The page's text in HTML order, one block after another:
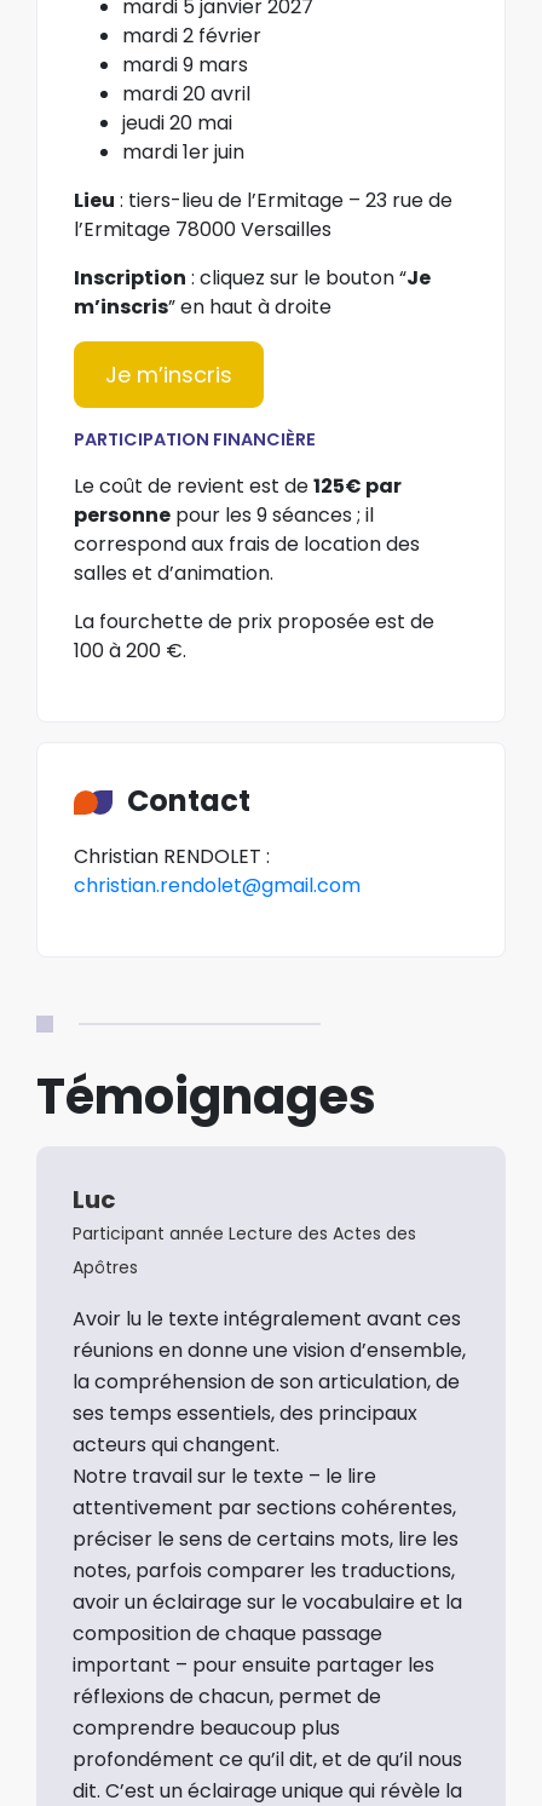
mardi 5 janvier 2027
mardi 2 février
mardi 9 mars
mardi 20 avril
jeudi 20 mai
mardi 1er juin
Lieu : tiers-lieu de l’Ermitage – 23 rue de
l’Ermitage 78000 Versailles
Inscription : cliquez sur le bouton “Je
m’inscris” en haut à droite
Je m’inscris
PARTICIPATION FINANCIÈRE
Le coût de revient est de125€ par
personne pour les 9 séances ; il
correspond aux frais de location des
salles et d’animation.
La fourchette de prix proposée est de
100 à 200 €.
Contact
Christian RENDOLET :
christian.rendolet@gmail.com
Témoignages
Luc
Participant année Lecture des Actes des
Apôtres
Avoir lu le texte intégralement avant ces
réunions en donne une vision d’ensemble,
la compréhension de son articulation, de
ses temps essentiels, des principaux
acteurs qui changent.
Notre travail sur le texte – le lire
attentivement par sections cohérentes,
préciser le sens de certains mots, lire les
notes, parfois comparer les traductions,
avoir un éclairage sur le vocabulaire et la
composition de chaque passage
important – pour ensuite partager les
réflexions de chacun, permet de
comprendre beaucoup plus
profondément ce qu’il dit, et de qu’il nous
dit. C’est un éclairage unique qui révèle la